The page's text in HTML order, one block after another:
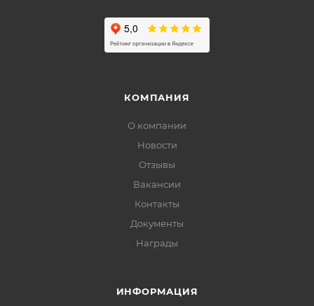
КОМПАНИЯ
О компании
Новости
Отзывы
Вакансии
Контакты
Документы
Награды
ИНФОРМАЦИЯ